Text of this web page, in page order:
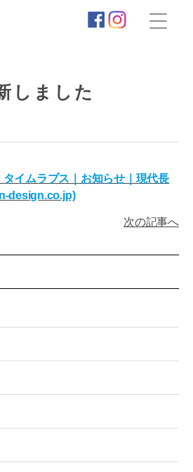
しました
イムラプス｜お知らせ｜現代長
design.co.jp)
次の記事へ